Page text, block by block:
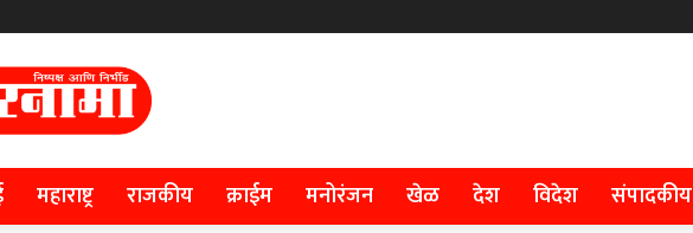
महाराष्ट्र राजकीय क्राईम मनोरंजन खेळ देश विदेश संपादकीय